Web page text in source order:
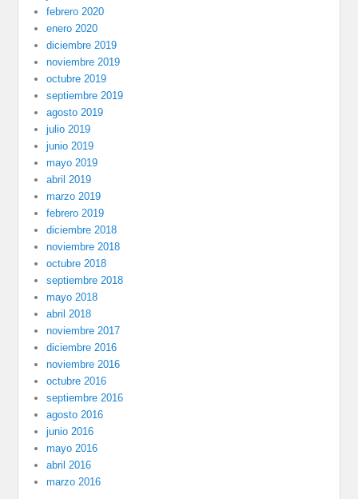
febrero 2020
enero 2020
diciembre 2019
noviembre 2019
octubre 2019
septiembre 2019
agosto 2019
julio 2019
junio 2019
mayo 2019
abril 2019
marzo 2019
febrero 2019
diciembre 2018
noviembre 2018
octubre 2018
septiembre 2018
mayo 2018
abril 2018
noviembre 2017
diciembre 2016
noviembre 2016
octubre 2016
septiembre 2016
agosto 2016
junio 2016
mayo 2016
abril 2016
marzo 2016